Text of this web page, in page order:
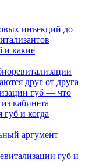
инъекций до
и какие
друг от друга
губ — что
кабинета
губ и когда
аргумент
губ и